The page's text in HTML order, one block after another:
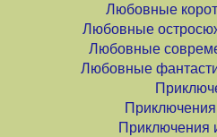
Любовные
Любовные
Любовные
Любовные
Приключения